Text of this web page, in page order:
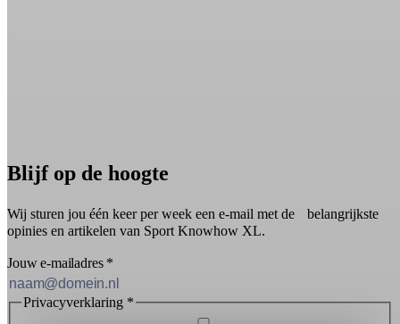
Blijf op de hoogte
Wij sturen jou één keer per week een e-mail met de belangrijkste
opinies en artikelen van Sport Knowhow XL.
Jouw e-mailadres *
Privacyverklaring *